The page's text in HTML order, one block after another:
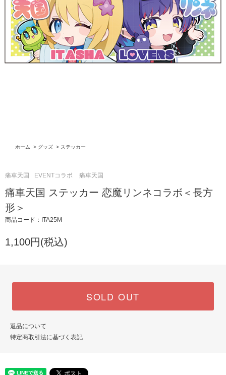
ホーム > グッズ > ステッカー
痛車天国 EVENTコラボ 痛車天国
痛車天国 ステッカー 恋魔リンネコラボ＜長方
形＞
商品コード：ITA25M
1,100円(税込)
SOLD OUT
返品について
特定商取引法に基づく表記